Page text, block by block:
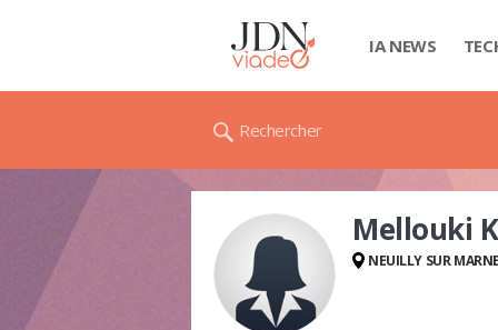
IA NEWS
Rechercher
Mellouki
NEUILLY SUR MARNE